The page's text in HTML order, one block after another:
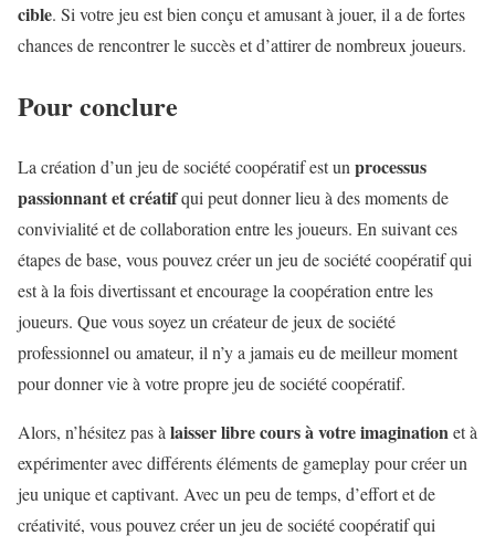
cible. Si votre jeu est bien conçu et amusant à jouer, il a de fortes
chances de rencontrer le succès et d’attirer de nombreux joueurs.
Pour conclure
La création d’un jeu de société coopératif est unprocessus
passionnant et créatifqui peut donner lieu à des moments de
convivialité et de collaboration entre les joueurs. En suivant ces
étapes de base, vous pouvez créer un jeu de société coopératif qui
est à la fois divertissant et encourage la coopération entre les
joueurs. Que vous soyez un créateur de jeux de société
professionnel ou amateur, il n’y a jamais eu de meilleur moment
pour donner vie à votre propre jeu de société coopératif.
Alors, n’hésitez pas àlaisser libre cours à votre imaginationet à
expérimenter avec différents éléments de gameplay pour créer un
jeu unique et captivant. Avec un peu de temps, d’effort et de
créativité, vous pouvez créer un jeu de société coopératif qui